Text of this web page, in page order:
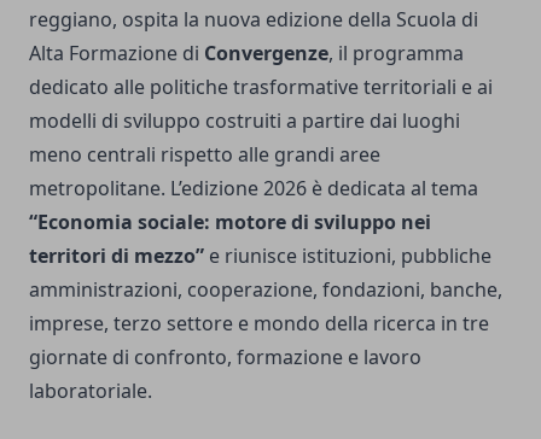
reggiano, ospita la nuova edizione della Scuola di
Alta Formazione di Convergenze, il programma
dedicato alle politiche trasformative territoriali e ai
modelli di sviluppo costruiti a partire dai luoghi
meno centrali rispetto alle grandi aree
metropolitane. L’edizione 2026 è dedicata al tema
“Economia sociale: motore di sviluppo nei
territori di mezzo” e riunisce istituzioni, pubbliche
amministrazioni, cooperazione, fondazioni, banche,
imprese, terzo settore e mondo della ricerca in tre
giornate di confronto, formazione e lavoro
laboratoriale.